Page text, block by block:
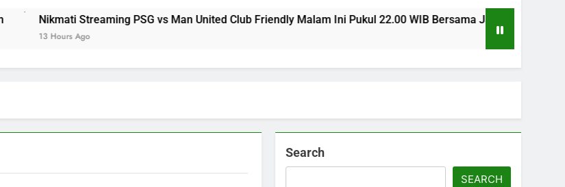
PSG vs Man United Club Friendly Malam Ini Pukul 22.00 WIB Bersama Jalalive Dengan Kemasan Laga
Search
SEARCH